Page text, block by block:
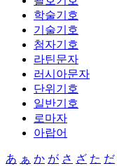
학술기호
기술기호
첨자기호
라틴문자
러시아문자
단위기호
일반기호
로마자
아랍어
あ ぁ か が さ ざ た だ